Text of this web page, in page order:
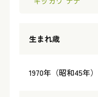
生まれ歳
1970年（昭和45年）